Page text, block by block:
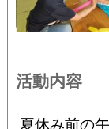
活動内容
夏休み前の